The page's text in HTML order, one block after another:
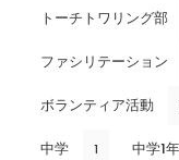
トーチトワリング部
ファシリテーション
ボランティア活動
中学 1 中学1